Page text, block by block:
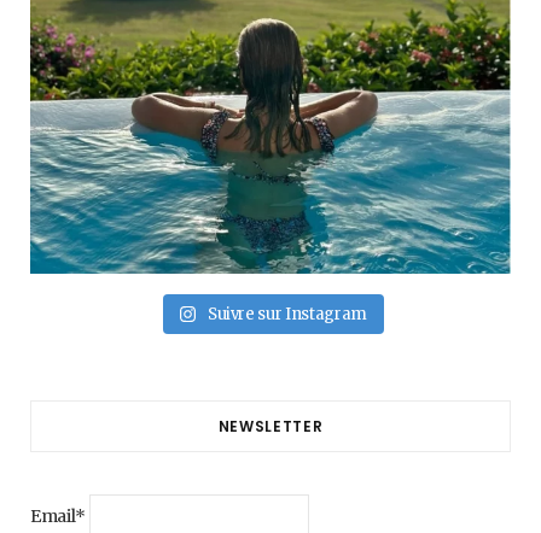
Suivre sur Instagram
NEWSLETTER
Email*